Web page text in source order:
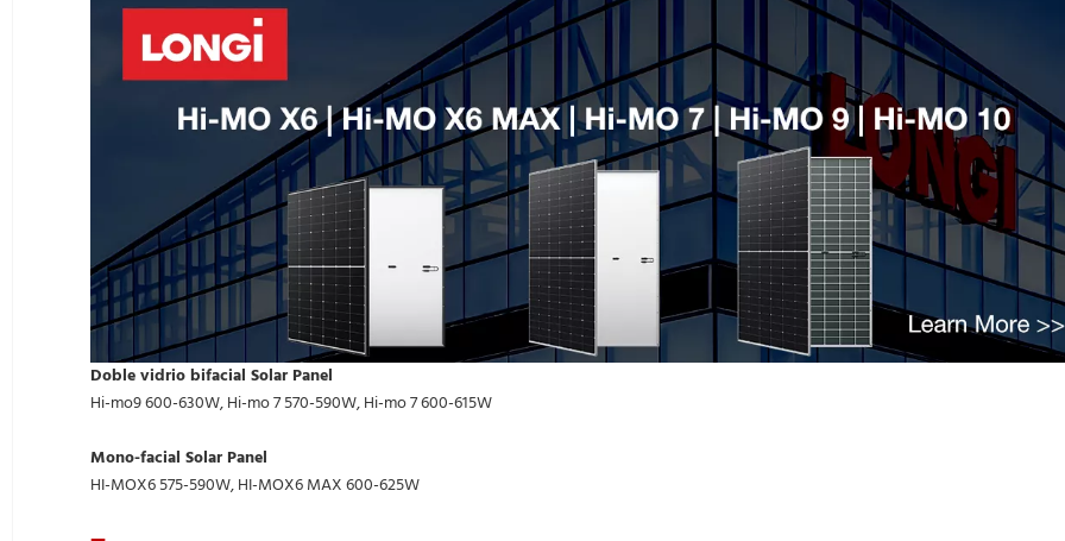
Doble vidrio bifacial Solar Panel
Hi-mo9 600-630W, Hi-mo 7 570-590W, Hi-mo 7 600-615W
Mono-facial Solar Panel
HI-MOX6 575-590W, HI-MOX6 MAX 600-625W